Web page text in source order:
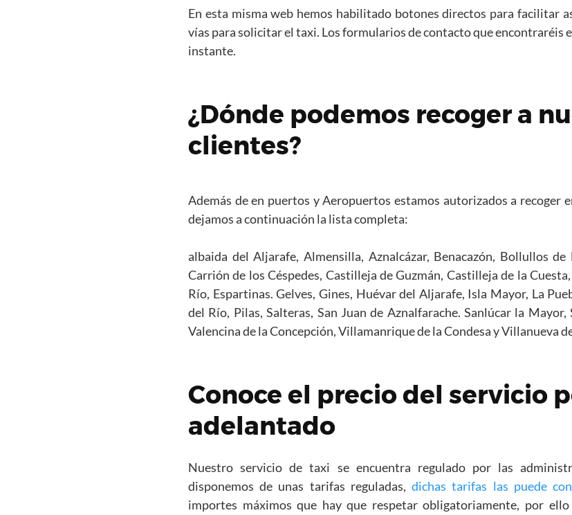
En esta misma web hemos habilitado botones directos para facilitar
vías para solicitar el taxi. Los formularios de contacto que encontraréis
instante.
¿Dónde podemos recoger a
clientes?
Además de en puertos y Aeropuertos estamos autorizados a recoger
dejamos a continuación la lista completa:
albaida del Aljarafe, Almensilla, Aznalcázar, Benacazón, Bollullos
Carrión de los Céspedes, Castilleja de Guzmán, Castilleja de la
Río, Espartinas. Gelves, Gines, Huévar del Aljarafe, Isla Mayor, La
del Río, Pilas, Salteras, San Juan de Aznalfarache. Sanlúcar la Mayor,
Valencina de la Concepción, Villamanrique de la Condesa y Villanueva
Conoce el precio del servicio
adelantado
Nuestro servicio de taxi se encuentra regulado por las
disponemos de unas tarifas reguladas,dichas tarifas las puede
importes máximos que hay que respetar obligatoriamente, por